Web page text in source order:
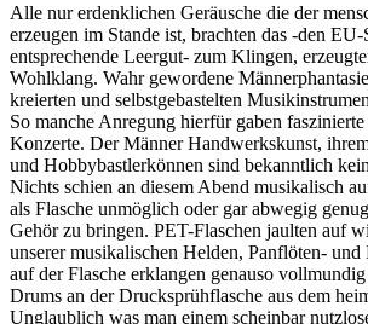
Alle nur erdenklichen Geräusche die der
erzeugen im Stande ist, brachten das -den EU-
entsprechende Leergut- zum Klingen,
Wohlklang. Wahr gewordene
kreierten und selbstgebastelten
So manche Anregung hierfür gaben
Konzerte. Der Männer Handwerkskunst,
und Hobbybastlerkönnen sind bekanntlich
Nichts schien an diesem Abend musikalisch
als Flasche unmöglich oder gar abwegig
Gehör zu bringen. PET-Flaschen jaulten auf
unserer musikalischen Helden, Panflöten- und
auf der Flasche erklangen genauso
Drums an der Drucksprühflasche aus dem
Unglaublich was man einem scheinbar